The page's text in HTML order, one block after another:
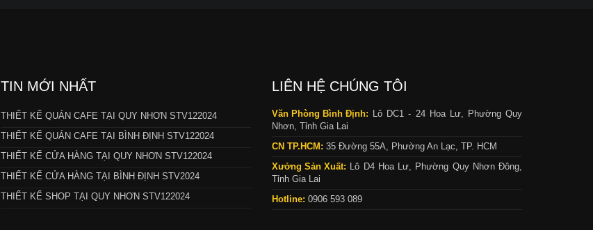
TIN MỚI NHẤT
THIẾT KẾ QUÁN CAFE TẠI QUY NHƠN STV122024
THIẾT KẾ QUÁN CAFE TẠI BÌNH ĐỊNH STV122024
THIẾT KẾ CỬA HÀNG TẠI QUY NHƠN STV122024
THIẾT KẾ CỬA HÀNG TẠI BÌNH ĐỊNH STV2024
THIẾT KẾ SHOP TẠI QUY NHƠN STV122024
LIÊN HỆ CHÚNG TÔI
Văn Phòng Bình Định: Lô DC1 - 24 Hoa Lư, Phường Quy
Nhơn, Tỉnh Gia Lai
CN TP.HCM: 35 Đường 55A, Phường An Lạc, TP. HCM
Xưởng Sản Xuất: Lô D4 Hoa Lư, Phường Quy Nhơn Đông,
Tỉnh Gia Lai
Hotline: 0906 593 089